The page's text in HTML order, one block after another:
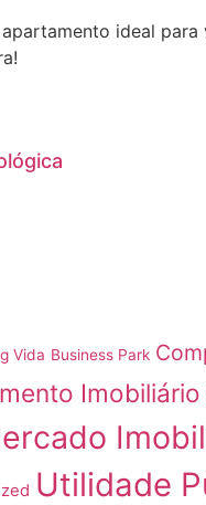
ideal
Vida Business Park
Imobiliário
Utilidade